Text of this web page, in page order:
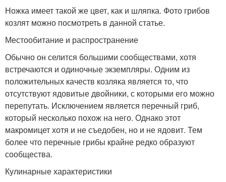
Ножка имеет такой же цвет, как и шляпка. Фото грибов
козлят можно посмотреть в данной статье.
Местообитание и распространение
Обычно он селится большими сообществами, хотя
встречаются и одиночные экземпляры. Одним из
положительных качеств козляка является то, что
отсутствуют ядовитые двойники, с которыми его можно
перепутать. Исключением является перечный гриб,
который несколько похож на него. Однако этот
макромицет хотя и не съедобен, но и не ядовит. Тем
более что перечные грибы крайне редко образуют
сообщества.
Кулинарные характеристики